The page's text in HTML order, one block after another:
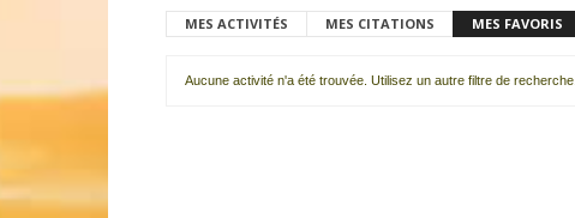
MES ACTIVITÉS MES CITATIONS MES FAVORIS
Aucune activité n'a été trouvée. Utilisez un autre filtre de recherche.